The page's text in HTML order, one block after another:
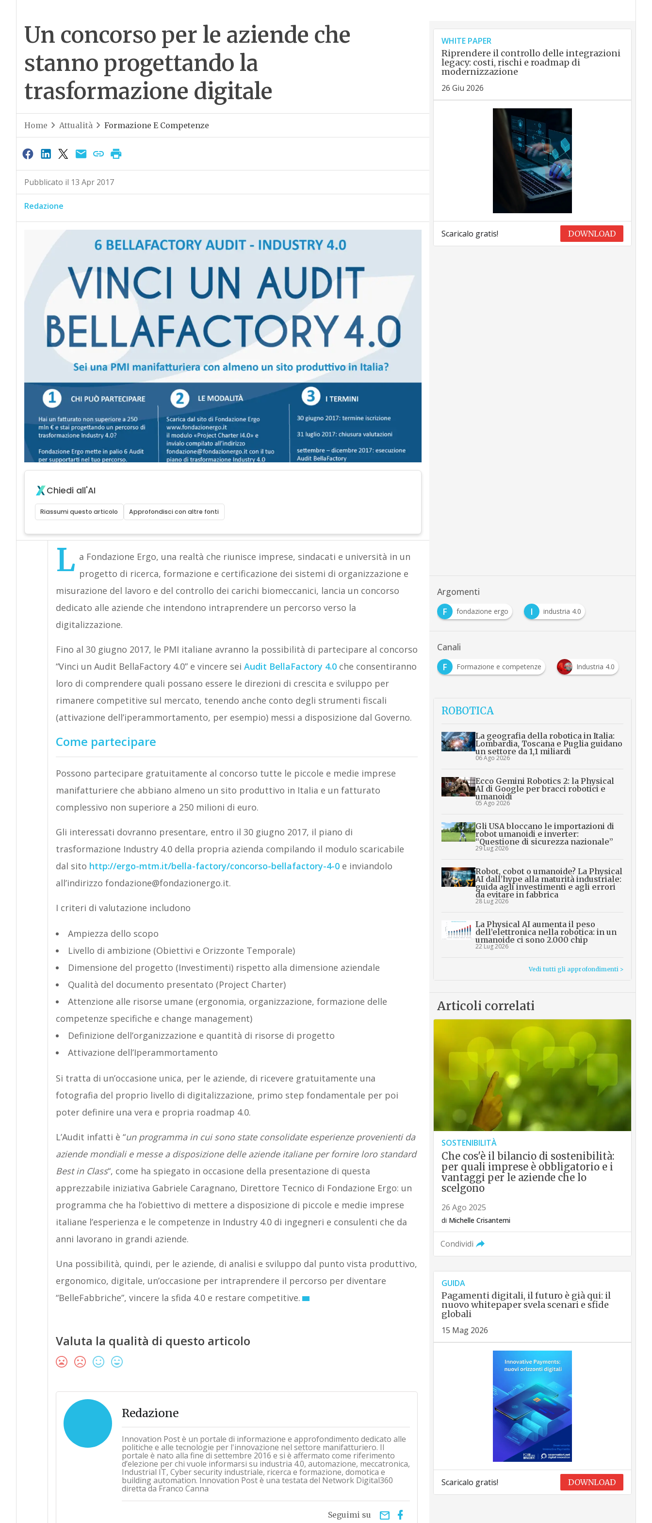
Un concorso per le aziende che
stanno progettando la
trasformazione digitale
Home Attualità Formazione E Competenze
Pubblicato il 13 Apr 2017
Redazione
Chiedi all'AI
Riassumi questo articolo Approfondisci con altre fonti
L a Fondazione Ergo, una realtà che riunisce imprese, sindacati e università in un
progetto di ricerca, formazione e certificazione dei sistemi di organizzazione e
misurazione del lavoro e del controllo dei carichi biomeccanici, lancia un concorso
dedicato alle aziende che intendono intraprendere un percorso verso la
digitalizzazione.
Fino al 30 giugno 2017, le PMI italiane avranno la possibilità di partecipare al concorso
“Vinci un Audit BellaFactory 4.0” e vincere sei Audit BellaFactory 4.0che consentiranno
loro di comprendere quali possano essere le direzioni di crescita e sviluppo per
rimanere competitive sul mercato, tenendo anche conto degli strumenti fiscali
(attivazione dell’iperammortamento, per esempio) messi a disposizione dal Governo.
Come partecipare
Possono partecipare gratuitamente al concorso tutte le piccole e medie imprese
manifatturiere che abbiano almeno un sito produttivo in Italia e un fatturato
complessivo non superiore a 250 milioni di euro.
Gli interessati dovranno presentare, entro il 30 giugno 2017, il piano di
trasformazione Industry 4.0 della propria azienda compilando il modulo scaricabile
dal sito http://ergo-mtm.it/bella-factory/concorso-bellafactory-4-0e inviandolo
all’indirizzo fondazione@fondazionergo.it.
I criteri di valutazione includono
Ampiezza dello scopo
Livello di ambizione (Obiettivi e Orizzonte Temporale)
Dimensione del progetto (Investimenti) rispetto alla dimensione aziendale
Qualità del documento presentato (Project Charter)
Attenzione alle risorse umane (ergonomia, organizzazione, formazione delle
competenze specifiche e change management)
Definizione dell’organizzazione e quantità di risorse di progetto
Attivazione dell’Iperammortamento
Si tratta di un’occasione unica, per le aziende, di ricevere gratuitamente una
fotografia del proprio livello di digitalizzazione, primo step fondamentale per poi
poter definire una vera e propria roadmap 4.0.
L’Audit infatti è “un programma in cui sono state consolidate esperienze provenienti da
aziende mondiali e messe a disposizione delle aziende italiane per fornire loro standard
Best in Class“, come ha spiegato in occasione della presentazione di questa
apprezzabile iniziativa Gabriele Caragnano, Direttore Tecnico di Fondazione Ergo: un
programma che ha l’obiettivo di mettere a disposizione di piccole e medie imprese
italiane l’esperienza e le competenze in Industry 4.0 di ingegneri e consulenti che da
anni lavorano in grandi aziende.
Una possibilità, quindi, per le aziende, di analisi e sviluppo dal punto vista produttivo,
ergonomico, digitale, un’occasione per intraprendere il percorso per diventare
“BelleFabbriche”, vincere la sfida 4.0 e restare competitive.
Valuta la qualità di questo articolo
Redazione
Innovation Post è un portale di informazione e approfondimento dedicato alle
politiche e alle tecnologie per l'innovazione nel settore manifatturiero. Il
portale è nato alla fine di settembre 2016 e si è affermato come riferimento
d’elezione per chi vuole informarsi su industria 4.0, automazione, meccatronica,
Industrial IT, Cyber security industriale, ricerca e formazione, domotica e
building automation. Innovation Post è una testata del Network Digital360
diretta da Franco Canna
email
Seguimi su
WHITE PAPER
Riprendere il controllo delle integrazioni
legacy: costi, rischi e roadmap di
modernizzazione
26 Giu 2026
Scaricalo gratis! DOWNLOAD
Argomenti
F
fondazione ergo I industria 4.0
Canali
F
Formazione e competenze Industria 4.0
ROBOTICA
La geografia della robotica in Italia:
Lombardia, Toscana e Puglia guidano
un settore da 1,1 miliardi
06 Ago 2026
Ecco Gemini Robotics 2: la Physical
AI di Google per bracci robotici e
umanoidi
05 Ago 2026
Gli USA bloccano le importazioni di
robot umanoidi e inverter:
“Questione di sicurezza nazionale”
29 Lug 2026
Robot, cobot o umanoide? La Physical
AI dall’hype alla maturità industriale:
guida agli investimenti e agli errori
da evitare in fabbrica
28 Lug 2026
La Physical AI aumenta il peso
dell’elettronica nella robotica: in un
umanoide ci sono 2.000 chip
22 Lug 2026
Vedi tutti gli approfondimenti >
Articoli correlati
SOSTENIBILITÀ
Che cos'è il bilancio di sostenibilità:
per quali imprese è obbligatorio e i
vantaggi per le aziende che lo
scelgono
26 Ago 2025
di Michelle Crisantemi
Condividi
GUIDA
Pagamenti digitali, il futuro è già qui: il
nuovo whitepaper svela scenari e sfide
globali
15 Mag 2026
Scaricalo gratis! DOWNLOAD